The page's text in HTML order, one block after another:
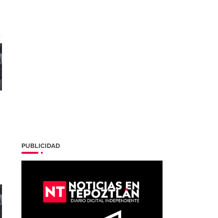
PUBLICIDAD